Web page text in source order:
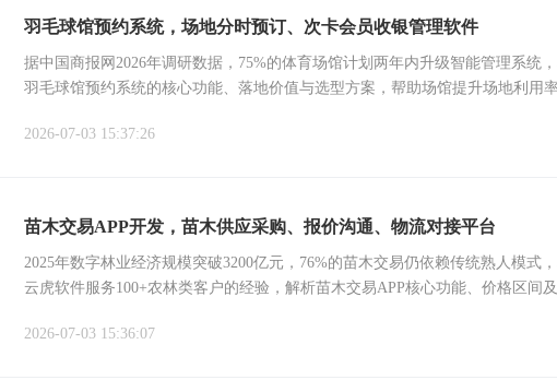
羽毛球馆预约系统，场地分时预订、次卡会员收银管理软件
据中国商报网2026年调研数据，75%的体育场馆计划两年内升级智能管理系统
羽毛球馆预约系统的核心功能、落地价值与选型方案，帮助场馆提升场地利用
2026-07-03 15:37:26
苗木交易APP开发，苗木供应采购、报价沟通、物流对接平台
2025年数字林业经济规模突破3200亿元，76%的苗木交易仍依赖传统熟人模式
云虎软件服务100+农林类客户的经验，解析苗木交易APP核心功能、价格区间
2026-07-03 15:36:07